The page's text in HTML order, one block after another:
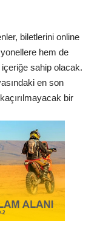
biletlerini online
hem de
sahip olacak.
en son
bir